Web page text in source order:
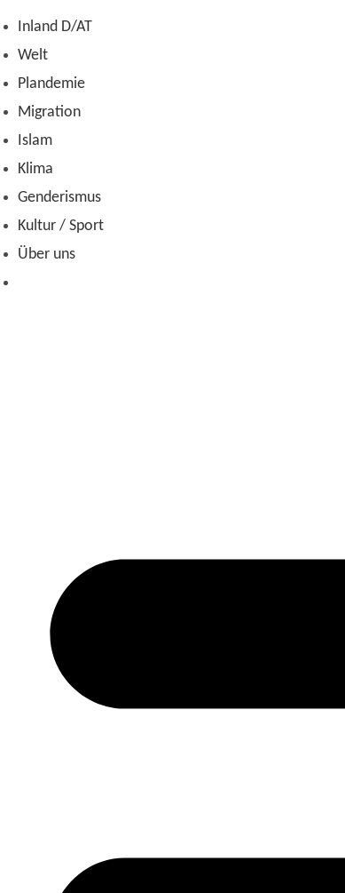
Zum
Inhalt
Inland D/AT
Welt
Plandemie
Migration
Islam
Klima
Genderismus
Kultur / Sport
Über uns